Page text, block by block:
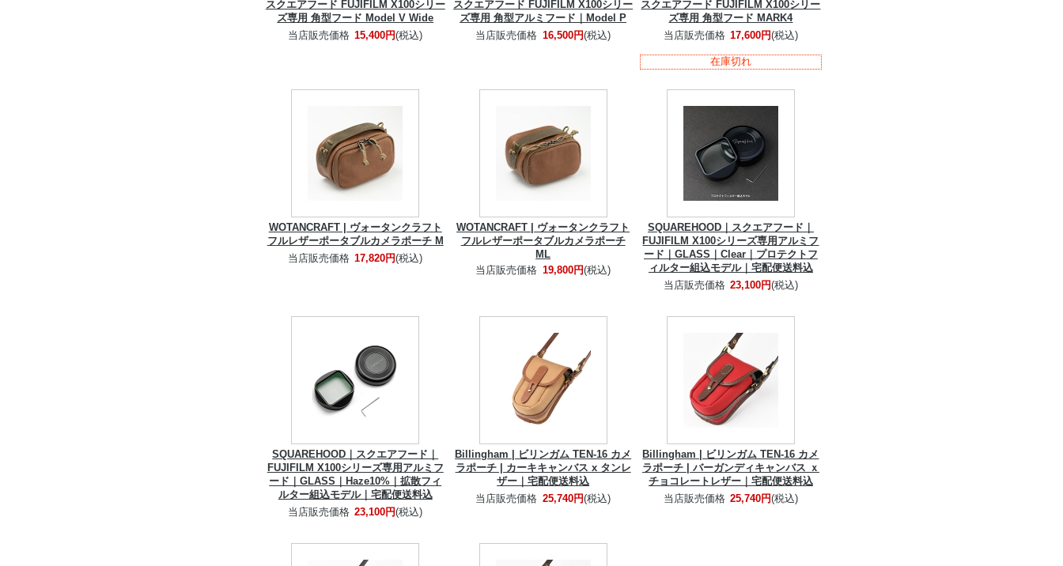
スクエアフード FUJIFILM X100シリー
ズ専用 角型フード Model V Wide
当店販売価格 15,400円(税込)
スクエアフード FUJIFILM X100シリー
ズ専用 角型アルミフード｜Model P
当店販売価格 16,500円(税込)
スクエアフード FUJIFILM X100シリー
ズ専用 角型フード MARK4
当店販売価格 17,600円(税込)
在庫切れ
WOTANCRAFT | ヴォータンクラフト
フルレザーポータブルカメラポーチ M
当店販売価格 17,820円(税込)
WOTANCRAFT | ヴォータンクラフト
フルレザーポータブルカメラポーチ
ML
当店販売価格 19,800円(税込)
SQUAREHOOD｜スクエアフード｜
FUJIFILM X100シリーズ専用アルミフ
ード｜GLASS｜Clear｜プロテクトフ
ィルター組込モデル｜宅配便送料込
当店販売価格 23,100円(税込)
SQUAREHOOD｜スクエアフード｜
FUJIFILM X100シリーズ専用アルミフ
ード｜GLASS｜Haze10%｜拡散フィ
ルター組込モデル｜宅配便送料込
当店販売価格 23,100円(税込)
Billingham | ビリンガム TEN-16 カメ
ラポーチ | カーキキャンバス x タンレ
ザー｜宅配便送料込
当店販売価格 25,740円(税込)
Billingham | ビリンガム TEN-16 カメ
ラポーチ | バーガンディキャンバス ｘ
チョコレートレザー｜宅配便送料込
当店販売価格 25,740円(税込)